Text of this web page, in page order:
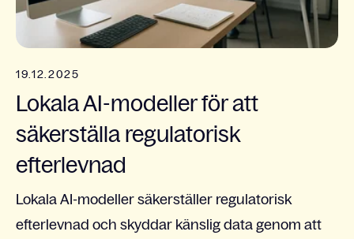
19.12.2025
Lokala AI-modeller för att
säkerställa regulatorisk
efterlevnad
Lokala AI-modeller säkerställer regulatorisk
efterlevnad och skyddar känslig data genom att